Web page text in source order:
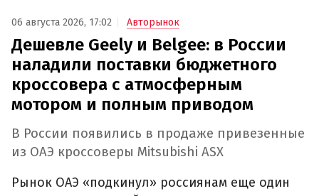
06 августа 2026, 17:02 Авторынок
Дешевле Geely и Belgee: в России
наладили поставки бюджетного
кроссовера с атмосферным
мотором и полным приводом
В России появились в продаже привезенные
из ОАЭ кроссоверы Mitsubishi ASX
Рынок ОАЭ «подкинул» россиянам еще один